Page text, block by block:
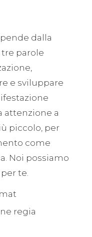
dalla
parole
e sviluppare
attenzione a
piccolo, per
come
Noi possiamo
te.
regia